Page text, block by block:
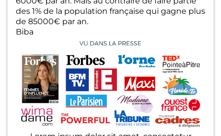
des 1% de la population française qui gagne plus
de 85000€ par an.
Biba